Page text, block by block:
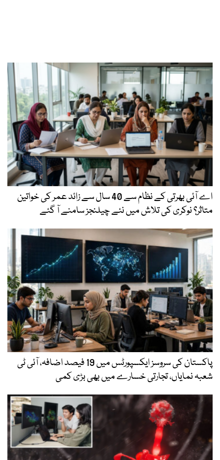
اے آئی بھرتی کے نظام سے 40 سال سے زائد عمر کی خواتین
متاثر؟ نوکری کی تلاش میں نئے چیلنجز سامنے آ گئے
پاکستان کی سروسز ایکسپورٹس میں 19 فیصد اضافہ، آئی ٹی
شعبہ نمایاں، تجارتی خسارے میں بھی بڑی کمی